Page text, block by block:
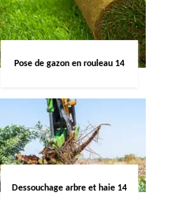
Pose de gazon en rouleau 14
Dessouchage arbre et haie 14